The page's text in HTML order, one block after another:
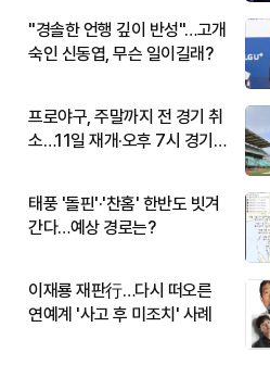
"경솔한 언행 깊이 반성"…고개
숙인 신동엽, 무슨 일이길래?
프로야구, 주말까지 전 경기 취
소…11일 재개·오후 7시 경기
태풍 '돌핀'·'찬홈' 한반도 빗겨
간다…예상 경로는?
이재룡 재판行…다시 떠오른
연예계 '사고 후 미조치' 사례